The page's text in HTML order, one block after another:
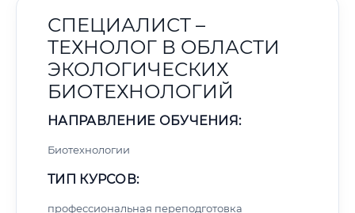
СПЕЦИАЛИСТ –
ТЕХНОЛОГ В ОБЛАСТИ
ЭКОЛОГИЧЕСКИХ
БИОТЕХНОЛОГИЙ
НАПРАВЛЕНИЕ ОБУЧЕНИЯ:
Биотехнологии
ТИП КУРСОВ:
профессиональная переподготовка